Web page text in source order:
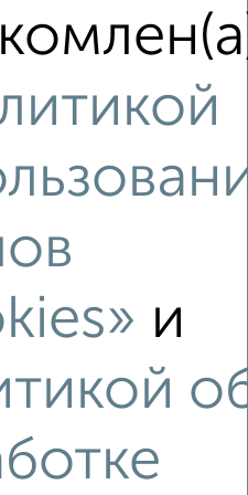
и